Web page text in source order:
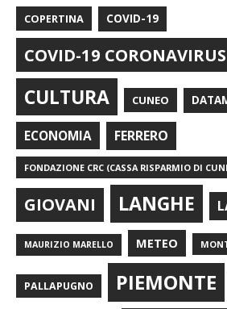
COPERTINA COVID-19
COVID-19 CORONAVIRUS
CULTURA CUNEO
ECONOMIA FERRERO
FONDAZIONE CRC (CASSA RISPARMIO DI
GIOVANI LANGHE
MAURIZIO MARELLO METEO
PALLAPUGNO PIEMONTE